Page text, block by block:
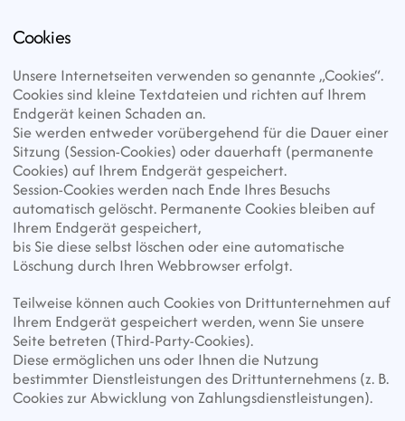
Cookies
Unsere Internetseiten verwenden so genannte „Cookies“.
Cookies sind kleine Textdateien und richten auf Ihrem
Endgerät keinen Schaden an.
Sie werden entweder vorübergehend für die Dauer einer
Sitzung (Session-Cookies) oder dauerhaft (permanente
Cookies) auf Ihrem Endgerät gespeichert.
Session-Cookies werden nach Ende Ihres Besuchs
automatisch gelöscht. Permanente Cookies bleiben auf
Ihrem Endgerät gespeichert,
bis Sie diese selbst löschen oder eine automatische
Löschung durch Ihren Webbrowser erfolgt.
Teilweise können auch Cookies von Drittunternehmen auf
Ihrem Endgerät gespeichert werden, wenn Sie unsere
Seite betreten (Third-Party-Cookies).
Diese ermöglichen uns oder Ihnen die Nutzung
bestimmter Dienstleistungen des Drittunternehmens (z. B.
Cookies zur Abwicklung von Zahlungsdienstleistungen).